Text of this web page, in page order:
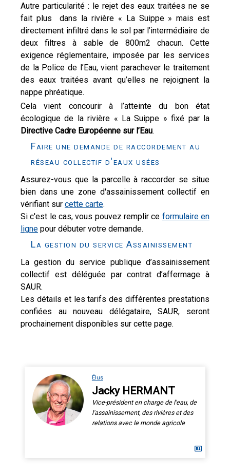
Autre particularité : le rejet des eaux traitées ne se
fait plus dans la rivière « La Suippe » mais est
directement infiltré dans le sol par l’intermédiaire de
deux filtres à sable de 800m2 chacun. Cette
exigence réglementaire, imposée par les services
de la Police de l’Eau, vient parachever le traitement
des eaux traitées avant qu’elles ne rejoignent la
nappe phréatique.
Cela vient concourir à l’atteinte du bon état
écologique de la rivière « La Suippe » fixé par la
Directive Cadre Européenne sur l’Eau.
Faire une demande de raccordement au
réseau collectif d'eaux usées
Assurez-vous que la parcelle à raccorder se situe
bien dans une zone d'assainissement collectif en
vérifiant sur cette carte.
Si c'est le cas, vous pouvez remplir ce formulaire en
ligne pour débuter votre demande.
La gestion du service Assainissement
La gestion du service publique d’assainissement
collectif est déléguée par contrat d’affermage à
SAUR.
Les détails et les tarifs des différentes prestations
confiées au nouveau délégataire, SAUR, seront
prochainement disponibles sur cette page.
Élus
Jacky HERMANT
Vice-président en charge de l'eau, de
l'assainissement, des rivières et des
relations avec le monde agricole